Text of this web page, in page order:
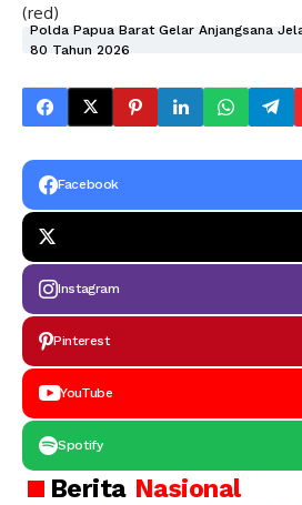
(red)
Polda Papua Barat Gelar Anjangsana
80 Tahun 2026
Facebook
Instagram
Pinterest
YouTube
Spotify
Berita Nasional